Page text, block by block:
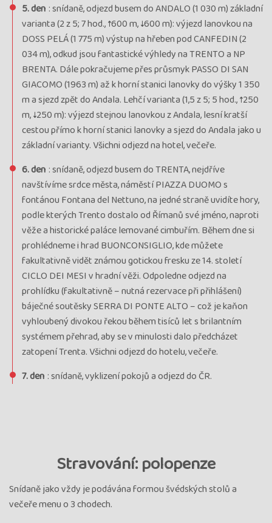
5. den : snídaně, odjezd busem do ANDALO (1 030 m) základní
varianta (2 z 5; 7 hod., ↑600 m, ↓600 m): výjezd lanovkou na
DOSS PELÁ (1 775 m) výstup na hřeben pod CANFEDIN (2
034 m), odkud jsou fantastické výhledy na TRENTO a NP
BRENTA. Dále pokračujeme přes průsmyk PASSO DI SAN
GIACOMO (1963 m) až k horní stanici lanovky do výšky 1 350
m a sjezd zpět do Andala. Lehčí varianta (1,5 z 5; 5 hod., ↑250
m, ↓250 m): výjezd stejnou lanovkou z Andala, lesní kratší
cestou přímo k horní stanici lanovky a sjezd do Andala jako u
základní varianty. Všichni odjezd na hotel, večeře.
6. den : snídaně, odjezd busem do TRENTA, nejdříve
navštívíme srdce města, náměstí PIAZZA DUOMO s
fontánou Fontana del Nettuno, na jedné straně uvidíte hory,
podle kterých Trento dostalo od Římanů své jméno, naproti
věže a historické paláce lemované cimbuřím. Během dne si
prohlédneme i hrad BUONCONSIGLIO, kde můžete
fakultativně vidět známou gotickou fresku ze 14. století
CICLO DEI MESI v hradní věži. Odpoledne odjezd na
prohlídku (fakultativně – nutná rezervace při přihlášení)
báječné soutěsky SERRA DI PONTE ALTO – což je kaňon
vyhloubený divokou řekou během tisíců let s brilantním
systémem přehrad, aby se v minulosti dalo předcházet
zatopení Trenta. Všichni odjezd do hotelu, večeře.
7. den : snídaně, vyklizení pokojů a odjezd do ČR.
Stravování: polopenze
Snídaně jako vždy je podávána formou švédských stolů a
večeře menu o 3 chodech.